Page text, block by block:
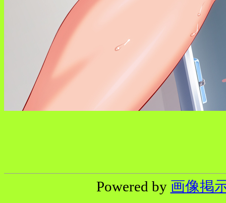
Powered by 画像掲